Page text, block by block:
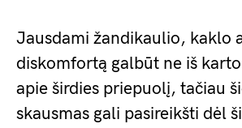
Jausdami žandikaulio, kaklo
diskomfortą galbūt ne iš
apie širdies priepuolį, tačiau
skausmas gali pasireikšti dėl